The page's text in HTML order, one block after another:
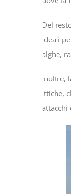
Del
ideali
alghe,
Inoltre,
ittiche,
attacchi